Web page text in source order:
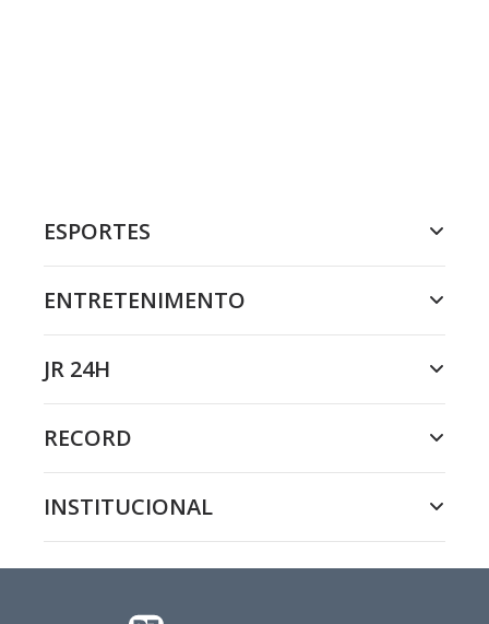
ESPORTES
ENTRETENIMENTO
JR 24H
RECORD
INSTITUCIONAL